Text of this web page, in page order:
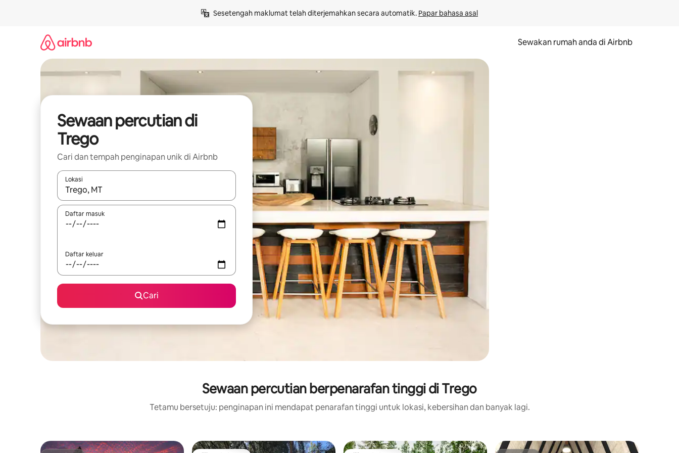
Sesetengah maklumat telah diterjemahkan secara automatik. Papar bahasa asal
Sewakan rumah anda di Airbnb
Sewaan percutian di
Trego
Cari dan tempah penginapan unik di Airbnb
Lokasi
Apabila hasil tersedia, navigasi dengan kekunci anak panah atas dan bawah atau teroka dengan sentuhan atau gerak leret.
Daftar masuk
Daftar keluar
Cari
Sewaan percutian berpenarafan tinggi di Trego
Tetamu bersetuju: penginapan ini mendapat penarafan tinggi untuk lokasi, kebersihan dan banyak lagi.